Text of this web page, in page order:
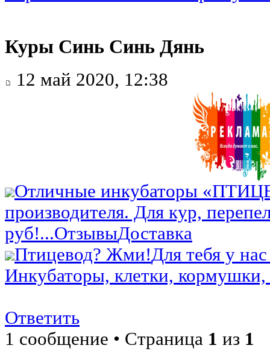
Куры Синь Синь Дянь
12 май 2020, 12:38
Отличные инкубаторы
производителя. Для кур,
руб!...ОтзывыДоставка
Птицевод? Жми!Для тебя у
Инкубаторы, клетки,
Ответить
1 сообщение • Страница 1 из 1